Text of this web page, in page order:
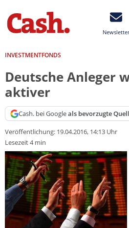
Newsletter
INVESTMENTFONDS
Deutsche Anleger
aktiver
Cash. bei Googleals bevorzugte
Veröffentlichung: 19.04.2016, 14:13 Uhr
Lesezeit 4 min